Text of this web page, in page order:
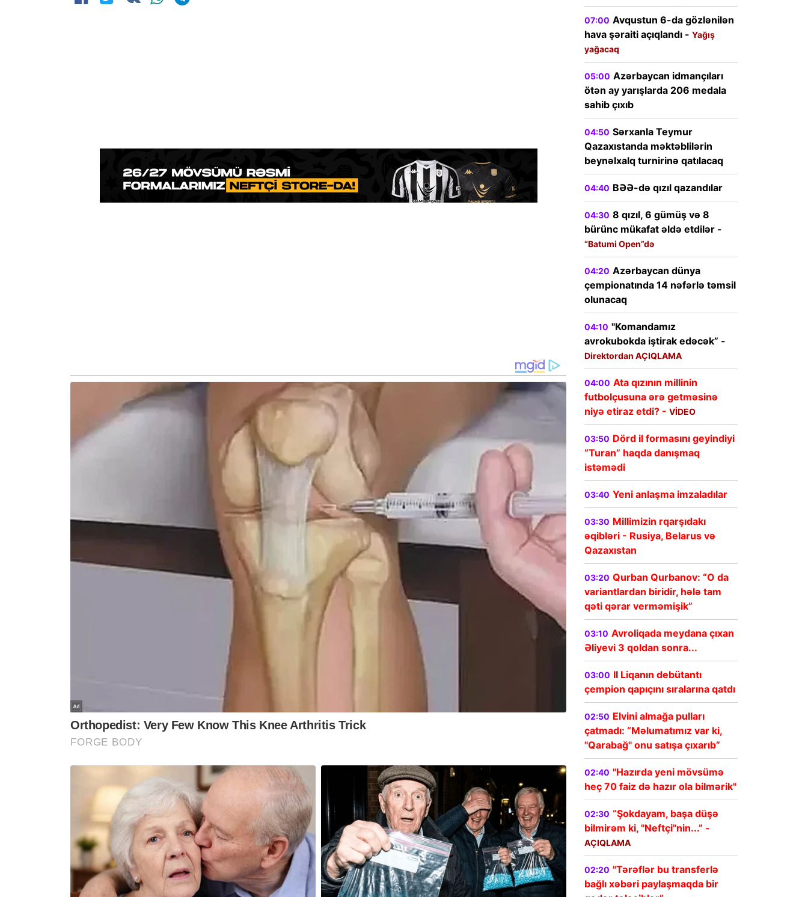
07:00 Avqustun 6-da gözlənilən
hava şəraiti açıqlandı - Yağış
yağacaq
05:00 Azərbaycan idmançıları
ötən ay yarışlarda 206 medala
sahib çıxıb
04:50 Sərxanla Teymur
Qazaxıstanda məktəblilərin
beynəlxalq turnirinə qatılacaq
04:40 BƏƏ-də qızıl qazandılar
04:30 8 qızıl, 6 gümüş və 8
bürünc mükafat əldə etdilər -
“Batumi Open”də
04:20 Azərbaycan dünya
çempionatında 14 nəfərlə təmsil
olunacaq
04:10 "Komandamız
avrokubokda iştirak edəcək” -
Direktordan AÇIQLAMA
04:00 Ata qızının millinin
futbolçusuna ərə getməsinə
niyə etiraz etdi? - VİDEO
03:50 Dörd il formasını geyindiyi
“Turan” haqda danışmaq
istəmədi
03:40 Yeni anlaşma imzaladılar
03:30 Millimizin rqarşıdakı
əqibləri - Rusiya, Belarus və
Qazaxıstan
03:20 Qurban Qurbanov: “O da
variantlardan biridir, hələ tam
qəti qərar verməmişik”
03:10 Avroliqada meydana çıxan
Əliyevi 3 qoldan sonra...
03:00 II Liqanın debütantı
çempion qapıçını sıralarına qatdı
02:50 Elvini almağa pulları
çatmadı: “Məlumatımız var ki,
"Qarabağ" onu satışa çıxarıb”
02:40 "Hazırda yeni mövsümə
heç 70 faiz də hazır ola bilmərik"
02:30 “Şokdayam, başa düşə
bilmirəm ki, "Neftçi"nin...” -
AÇIQLAMA
02:20 "Tərəflər bu transferlə
bağlı xəbəri paylaşmaqda bir